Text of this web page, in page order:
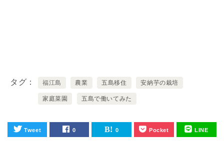
タグ 福江島 農業 五島移住 安納芋の栽培
家庭菜園 五島で働いてみた
Tweet 0 0 Pocket LINE